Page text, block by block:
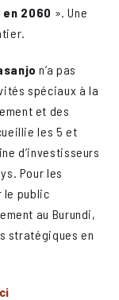
2060 ». Une
n’a pas
spéciaux à la
et des
les 5 et
d’investisseurs
Pour les
le public
au Burundi,
stratégiques en